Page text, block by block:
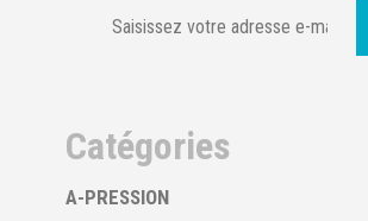
Catégories
A-PRESSION